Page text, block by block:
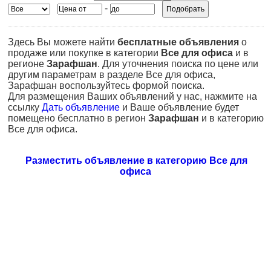
-
Здесь Вы можете найти бесплатные объявления о
продаже или покупке в категории Все для офиса и в
регионе Зарафшан. Для уточнения поиска по цене или
другим параметрам в разделе Все для офиса,
Зарафшан воспользуйтесь формой поиска.
Для размещения Ваших объявлений у нас, нажмите на
ссылку Дать объявление и Ваше объявление будет
помещено бесплатно в регион Зарафшан и в категорию
Все для офиса.
Разместить объявление в категорию Все для
офиса